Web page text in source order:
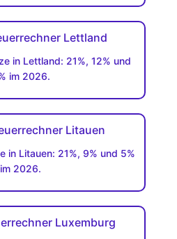
Lettland
in Lettland: 21%, 12% und
im 2026.
Litauen
in Litauen: 21%, 9% und 5%
im 2026.
Luxemburg